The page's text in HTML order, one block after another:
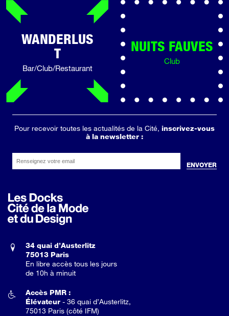
WANDERLUS
T
Bar/Club/Restaurant
NUITS FAUVES
Club
Pour recevoir toutes les actualités de la Cité, inscrivez-vous
à la newsletter :
ENVOYER
34 quai d’Austerlitz
75013 Paris
En libre accès tous les jours
de 10h à minuit
Accès PMR :
Élévateur - 36 quai d’Austerlitz,
75013 Paris (côté IFM)